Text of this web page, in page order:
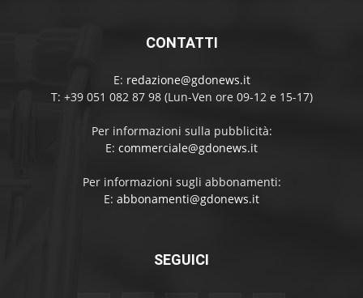
CONTATTI
E: redazione@gdonews.it
T: +39 051 082 87 98 (Lun-Ven ore 09-12 e 15-17)
Per informazioni sulla pubblicità:
E: commerciale@gdonews.it
Per informazioni sugli abbonamenti:
E: abbonamenti@gdonews.it
SEGUICI